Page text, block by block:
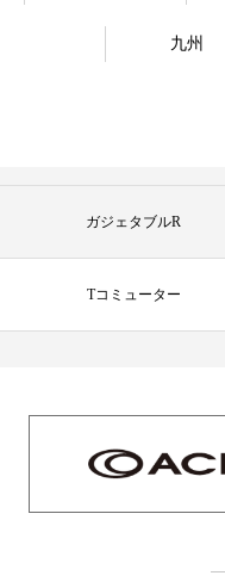
九州
ガジェタブルR
Tコミューター